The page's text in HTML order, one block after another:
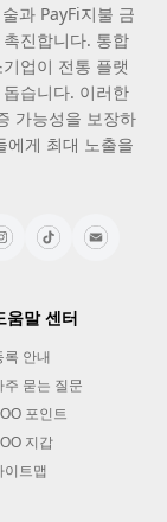
과 PayFi지불 금
진합니다. 통합
업이 전통 플랫
습니다. 이러한
가능성을 보장하
에게 최대 노출을
움말 센터
록 안내
주 묻는 질문
포인트
지갑
이트맵